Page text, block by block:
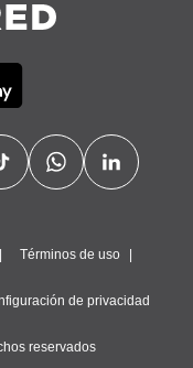
Términos de uso
de privacidad
reservados